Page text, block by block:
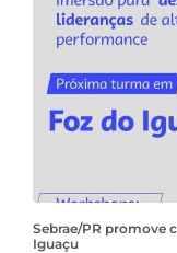
Sebrae/PR promove
Iguaçu